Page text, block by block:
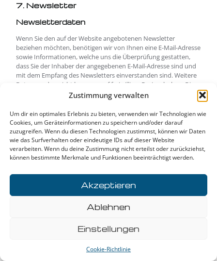
Zustimmung verwalten
Um dir ein optimales Erlebnis zu bieten, verwenden wir Technologien wie
Cookies, um Geräteinformationen zu speichern und/oder darauf
zuzugreifen. Wenn du diesen Technologien zustimmst, können wir Daten
wie das Surfverhalten oder eindeutige IDs auf dieser Website
verarbeiten. Wenn du deine Zustimmung nicht erteilst oder zurückziehst,
können bestimmte Merkmale und Funktionen beeinträchtigt werden.
Akzeptieren
Ablehnen
Einstellungen
Cookie-Richtlinie
7. Newsletter
Newsletter­daten
Wenn Sie den auf der Website angebotenen Newsletter
beziehen möchten, benötigen wir von Ihnen eine E-Mail-Adresse
sowie Informationen, welche uns die Überprüfung gestatten,
dass Sie der Inhaber der angegebenen E-Mail-Adresse sind und
mit dem Empfang des Newsletters einverstanden sind. Weitere
Daten werden nicht bzw. nur auf freiwilliger Basis erhoben. Diese
Daten verwenden wir ausschließlich für den Versand der
angeforderten Informationen und geben diese nicht an Dritte
weiter.
Die Verarbeitung der in das Newsletteranmeldeformular
eingegebenen Daten erfolgt ausschließlich auf Grundlage Ihrer
Einwilligung (Art. 6 Abs. 1 lit. a DSGVO). Die erteilte Einwilligung
zur Speicherung der Daten, der E-Mail-Adresse sowie deren
widerrufen, etwa über den „Austragen“-Link im Newsletter. Die
Rechtmäßigkeit der bereits erfolgten
Die von Ihnen zum Zwecke des Newsletter-Bezugs bei uns
dem Newsletter bei uns bzw. dem Newsletterdiensteanbieter
nach Zweckfortfall aus der Newsletterverteilerliste gelöscht. Wir